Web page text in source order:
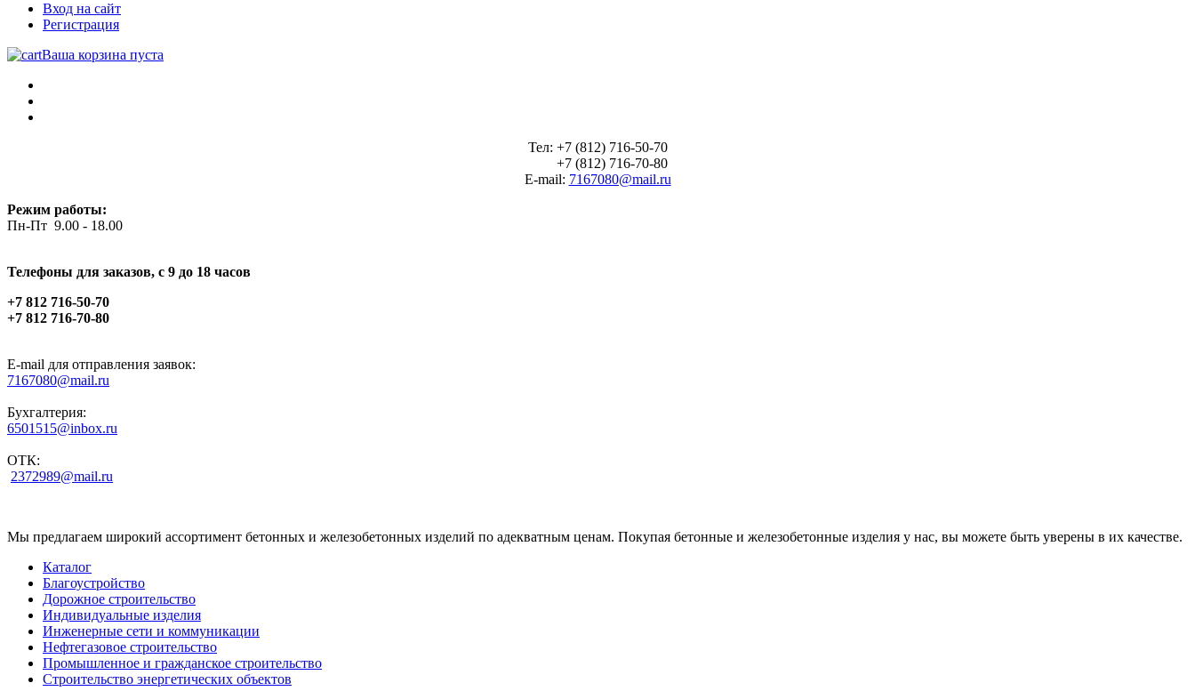
Вход на сайт
Регистрация
Ваша корзина пуста
Тел: +7 (812) 716-50-70
+7 (812) 716-70-80
E-mail: 7167080@mail.ru
Режим работы:
Пн-Пт 9.00 - 18.00
Телефоны для заказов, c 9 до 18 часов
+7 812 716-50-70
+7 812 716-70-80
E-mail для отправления заявок:
7167080@mail.ru
Бухгалтерия:
6501515@inbox.ru
ОТК:
2372989@mail.ru
Мы предлагаем широкий ассортимент бетонных и железобетонных изделий по адекватным ценам. Покупая бетонные и железобетонные изделия у нас, вы можете быть уверены в их качестве.
Каталог
Благоустройство
Дорожное строительство
Индивидуальные изделия
Инженерные сети и коммуникации
Нефтегазовое строительство
Промышленное и гражданское строительство
Строительство энергетических объектов